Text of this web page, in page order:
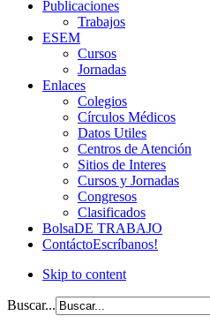
Publicaciones
Trabajos
ESEM
Cursos
Jornadas
Enlaces
Colegios
Círculos Médicos
Datos Utiles
Centros de Atención
Sitios de Interes
Cursos y Jornadas
Congresos
Clasificados
BolsaDE TRABAJO
ContáctoEscríbanos!
Skip to content
Buscar...